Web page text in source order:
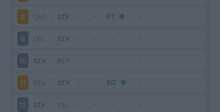
8 CAD - SIV
9 CEL - SIV
10 SIV - BET
11 REA - SIV
12 SIV - VIL